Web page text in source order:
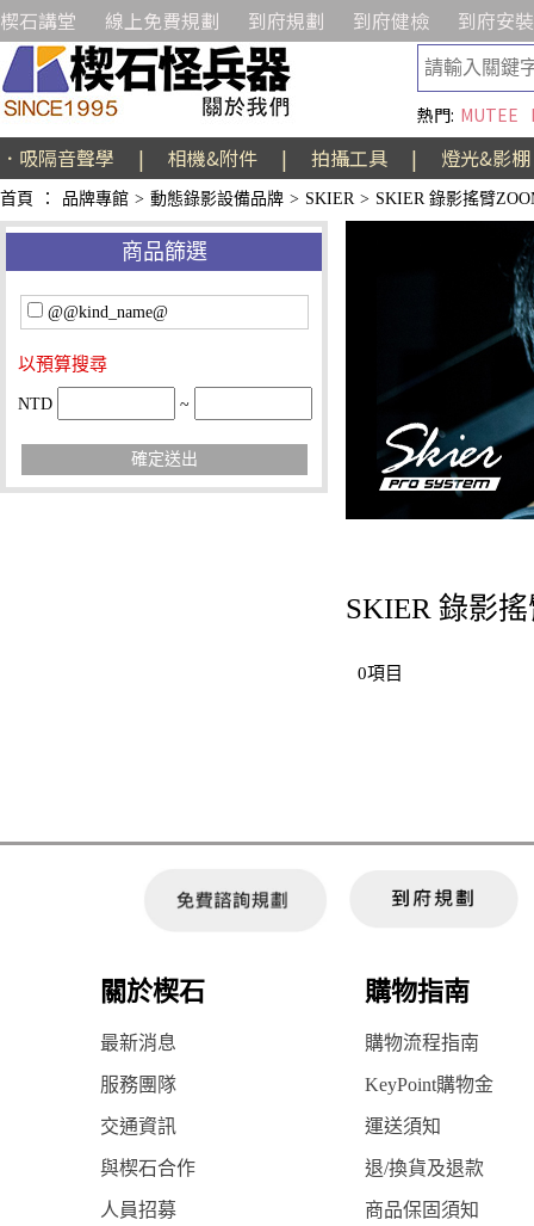
楔石講堂 線上免費規劃 到府規劃 到府健檢 到府安裝
熱門: MUTEE
．吸隔音聲學 | 相機&附件 | 拍攝工具 | 燈光&影棚
首頁 ： 品牌專館 > 動態錄影設備品牌 > SKIER > SKIER 錄影搖臂
商品篩選
@@kind_name@
以預算搜尋
NTD ~
確定送出
SKIER 錄影
0項目
關於楔石 購物指南
最新消息 購物流程指南
服務團隊 KeyPoint購物金
交通資訊 運送須知
與楔石合作 退/換貨及退款
人員招募 商品保固須知